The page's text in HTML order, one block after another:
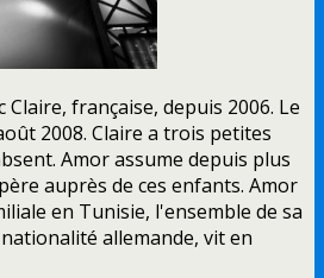
française, depuis 2006. Le
2008. Claire a trois petites
Amor assume depuis plus
auprès de ces enfants. Amor
en Tunisie, l'ensemble de sa
allemande, vit en